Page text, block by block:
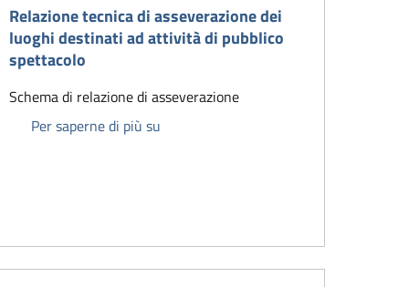
e individuazione delle misure di safety e security
Relazione tecnica di asseverazione dei
luoghi destinati ad attività di pubblico
spettacolo
Schema di relazione di asseverazione
Per saperne di più su